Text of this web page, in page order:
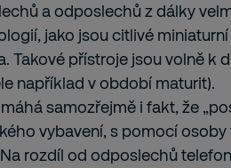
a odposlechů z dálky
jako jsou citlivé miniaturní
Takové přístroje jsou volně k
například v období maturit).
samozřejmě i fakt, že
vybavení, s pomocí osoby
rozdíl od odposlechů